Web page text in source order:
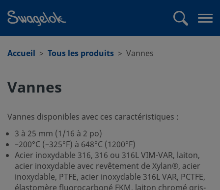
Accueil
Tous les produits Vannes
Vannes
Vannes disponibles avec ces caractéristiques :
3 à 25 mm (1/16 à 2 po)
–200°C (–325°F) à 648°C (1200°F)
Acier inoxydable 316, 316 ou 316L VIM-VAR, laiton,
acier inoxydable avec revêtement de Xylan®, acier
inoxydable, PTFE, acier inoxydable 316L VAR, PCTFE,